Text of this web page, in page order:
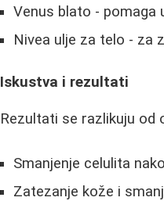
Venus blato - pomaga
Nivea ulje za telo - za
Iskustva i rezultati
Rezultati se razlikuju od
Smanjenje celulita
Zatezanje kože i